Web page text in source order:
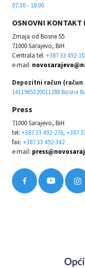
07:30 - 18:00
OSNOVNI KONTAKT
Zmaja od Bosne 55
71000 Sarajevo, BiH
Centrala tel: +387 33 492-
e-mail:
Depozitni račun
1411965320011288 Bosna
Press
71000 Sarajevo, BiH
tel: +387 33 492-276, +387
fax: +387 33 492-342
e-mail: